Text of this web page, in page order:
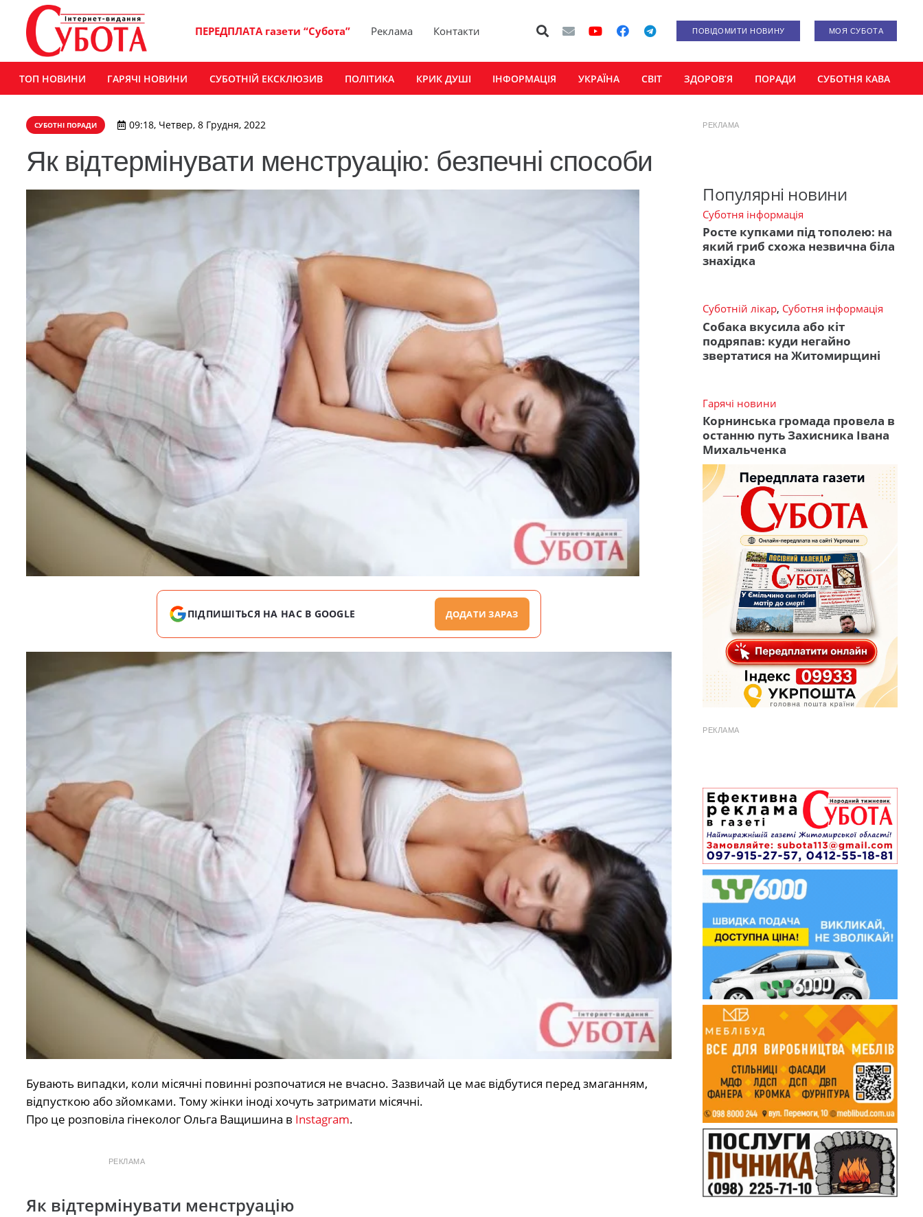
ПЕРЕДПЛАТА газети “Субота” Реклама Контакти ПОВІДОМИТИ НОВИНУ МОЯ СУБОТА
ТОП НОВИНИ ГАРЯЧІ НОВИНИ СУБОТНІЙ ЕКСКЛЮЗИВ ПОЛІТИКА КРИК ДУШІ ІНФОРМАЦІЯ УКРАЇНА СВІТ ЗДОРОВ’Я ПОРАДИ СУБОТНЯ КАВА
СУБОТНІ ПОРАДИ 09:18, Четвер, 8 Грудня, 2022
Як відтермінувати менструацію: безпечні способи
ПІДПИШІТЬСЯ НА НАС В GOOGLE ДОДАТИ ЗАРАЗ
Бувають випадки, коли місячні повинні розпочатися не вчасно. Зазвичай це має відбутися перед змаганням,
відпусткою або зйомками. Тому жінки іноді хочуть затримати місячні.
Про це розповіла гінеколог Ольга Ващишина в Instagram.
РЕКЛАМА
Як відтермінувати менструацію
РЕКЛАМА
Популярні новини
Суботня інформація
Росте купками під тополею: на
який гриб схожа незвична біла
знахідка
Суботній лікар, Суботня інформація
Собака вкусила або кіт
подряпав: куди негайно
звертатися на Житомирщині
Гарячі новини
Корнинська громада провела в
останню путь Захисника Івана
Михальченка
РЕКЛАМА